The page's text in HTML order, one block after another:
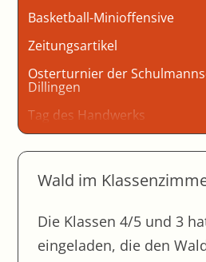
Basketball-Minioffensive
Zeitungsartikel
Osterturnier der
Dillingen
Tag des Handwerks
Löten einer elektronischen
Achtung Auto
Spendenübergabe der
Wald im
Die Klassen 4/5 und 3
eingeladen, die den